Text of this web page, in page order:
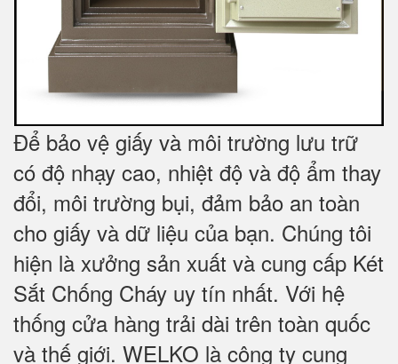
Để bảo vệ giấy và môi trường lưu trữ
có độ nhạy cao, nhiệt độ và độ ẩm thay
đổi, môi trường bụi, đảm bảo an toàn
cho giấy và dữ liệu của bạn. Chúng tôi
hiện là xưởng sản xuất và cung cấp Két
Sắt Chống Cháy uy tín nhất. Với hệ
thống cửa hàng trải dài trên toàn quốc
và thế giới. WELKO là công ty cung